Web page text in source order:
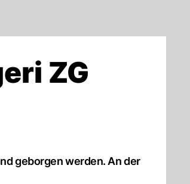
ZG
geborgen werden. An der